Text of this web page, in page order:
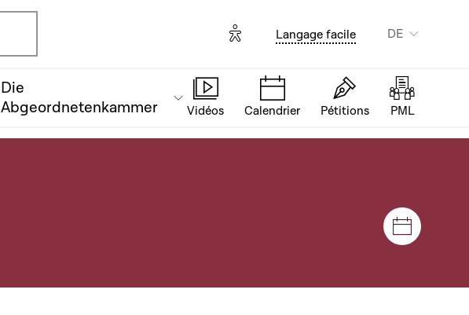
Options d'accessibilité
Langage facile DE
Die
Abgeordnetenkammer
Vidéos Calendrier Pétitions PML
Plenar-